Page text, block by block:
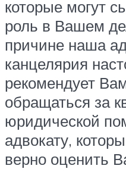
которые могут
роль в Вашем
причине наша
канцелярия
рекомендует
обращаться за
юридической
адвокату,
верно оценить